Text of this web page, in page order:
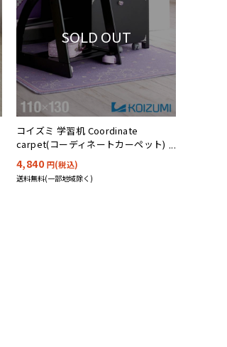
SOLD OUT
コイズミ 学習机 Coordinate
carpet(コーディネートカーペット)
110x130cm
4,840 円(税込)
送料無料(一部地域除く)